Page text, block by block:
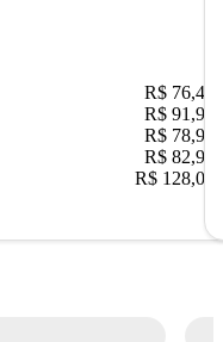
R$ 76,42
R$ 91,90
R$ 78,90
R$ 82,90
R$ 128,05